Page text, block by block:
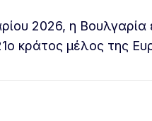
2026, η
κράτος μέλος της